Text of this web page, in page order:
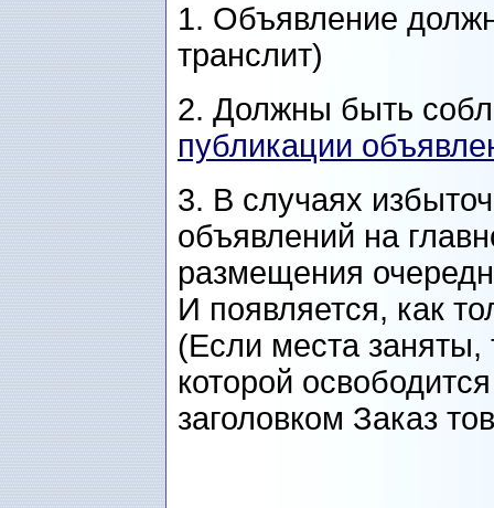
1. Объявление
транслит)
2. Должны быть
публикации
3. В случаях
объявлений на
размещения
И появляется, как
(Если места
которой
заголовком Заказ